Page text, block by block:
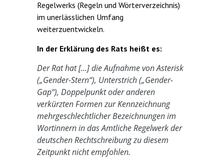
Regelwerks (Regeln und Wörterverzeichnis)
im unerlässlichen Umfang
weiterzuentwickeln.
In der Erklärung des Rats heißt es:
Der Rat hat [...] die Aufnahme von Asterisk
(„Gender-Stern“), Unterstrich („Gender-
Gap“), Doppelpunkt oder anderen
verkürzten Formen zur Kennzeichnung
mehrgeschlechtlicher Bezeichnungen im
Wortinnern in das Amtliche Regelwerk der
deutschen Rechtschreibung zu diesem
Zeitpunkt nicht empfohlen.